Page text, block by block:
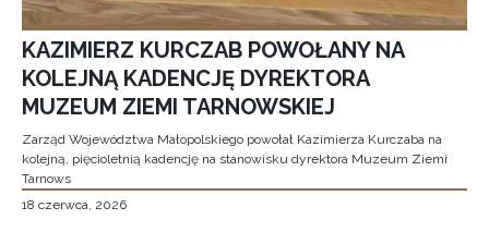
KAZIMIERZ KURCZAB POWOŁANY NA
KOLEJNĄ KADENCJĘ DYREKTORA
MUZEUM ZIEMI TARNOWSKIEJ
Zarząd Województwa Małopolskiego powołał Kazimierza Kurczaba na
kolejną, pięcioletnią kadencję na stanowisku dyrektora Muzeum Ziemi
Tarnows
18 czerwca, 2026